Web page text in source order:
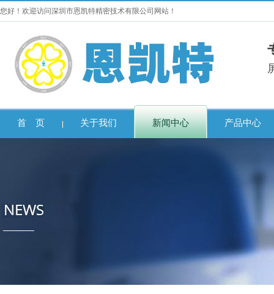
您好！欢迎访问深圳市恩凯特精密技术有限公司网站！
首 页 关于我们 新闻中心 产品中心